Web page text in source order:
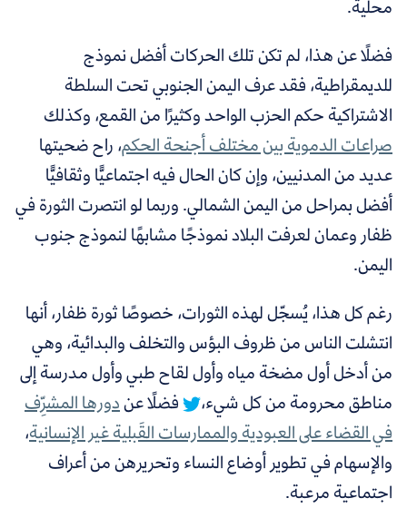
محلية.
فضلًا عن هذا، لم تكن تلك الحركات أفضل نموذج
للديمقراطية، فقد عرف اليمن الجنوبي تحت السلطة
الاشتراكية حكم الحزب الواحد وكثيرًا من القمع، وكذلك
صراعات الدموية بين مختلف أجنحة الحكم، راح ضحيتها
عديد من المدنيين، وإن كان الحال فيه اجتماعيًّا وثقافيًّا
أفضل بمراحل من اليمن الشمالي. وربما لو انتصرت الثورة في
ظفار وعمان لعرفت البلاد نموذجًا مشابهًا لنموذج جنوب
اليمن.
رغم كل هذا، يُسجّل لهذه الثورات، خصوصًا ثورة ظفار، أنها
انتشلت الناس من ظروف البؤس والتخلف والبدائية، وهي
من أدخل أول مضخة مياه وأول لقاح طبي وأول مدرسة إلى
مناطق محرومة من كل شيء،
فضلًا عندورها المشرِّف
في القضاء على العبودية والممارسات القَبلية غير الإنسانية،
والإسهام في تطوير أوضاع النساء وتحريرهن من أعراف
اجتماعية مرعبة.